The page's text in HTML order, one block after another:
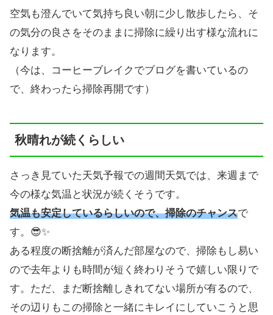
空気も澄んでいて気持ち良い朝に少し散歩したら、そ
の気分の良さをそのままに掃除に繰り出す様な流れに
なります。
（今は、コーヒーブレイクでブログを書いているの
で、終わったら掃除再開です）
秋晴れが続くらしい
さっき見ていた天気予報での週間天気では、来週まで
今の様な気温と状況が続くそうです。
気温も安定しているらしいので、掃除のチャンスで
す。😎✨
ある程度の断捨離が済んだ部屋なので、掃除もし易い
ので去年よりも時間が短く終わりそうで嬉しい限りで
す。ただ、まだ断捨離しきれてない場所が有るので、
その辺りもこの掃除と一緒にキレイにしていこうと思